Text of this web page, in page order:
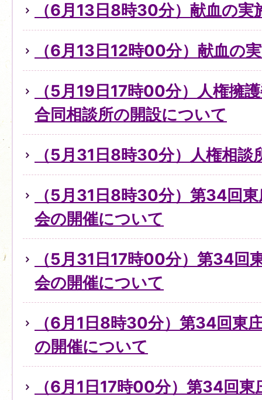
（6月13日8時30分）献血の実
（6月13日12時00分）献血の
（5月19日17時00分）人権擁
合同相談所の開設について
（5月31日8時30分）人権相
（5月31日8時30分）第34回
会の開催について
（5月31日17時00分）第34回
会の開催について
（6月1日8時30分）第34回東
の開催について
（6月1日17時00分）第34回